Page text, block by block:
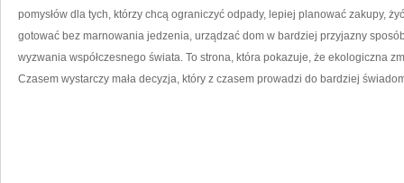
pomysłów dla tych, którzy chcą ograniczyć odpady, lepiej planować zakupy,
gotować bez marnowania jedzenia, urządzać dom w bardziej przyjazny
wyzwania współczesnego świata. To strona, która pokazuje, że ekologiczna
Czasem wystarczy mała decyzja, który z czasem prowadzi do bardziej